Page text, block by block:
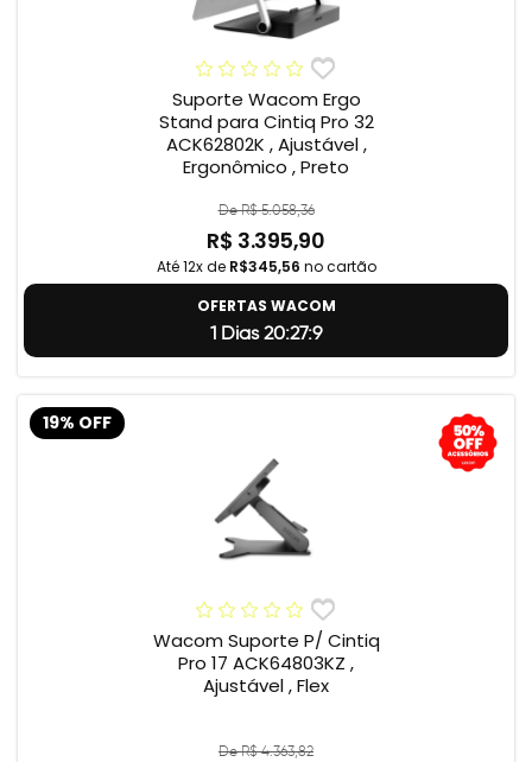
Suporte Wacom Ergo
Stand para Cintiq Pro 32
ACK62802K , Ajustável ,
Ergonômico , Preto
De R$ 5.058,36
R$ 3.395,90
Até 12x de R$345,56 no cartão
OFERTAS WACOM
1 Dias 20:27:8
19% OFF
Wacom Suporte P/ Cintiq
Pro 17 ACK64803KZ ,
Ajustável , Flex
De R$ 4.363,82